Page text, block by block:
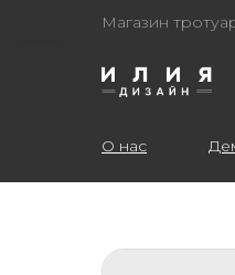
Магазин
О нас